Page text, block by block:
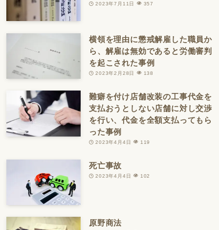
2023年7月11日 357
横領を理由に懲戒解雇した職員か
ら、解雇は無効であると労働審判
を起こされた事例
2023年2月28日 138
難癖を付け店舗改装の工事代金を
支払おうとしない店舗に対し交渉
を行い、代金を全額支払ってもら
った事例
2023年4月4日 119
死亡事故
2023年4月4日 102
原野商法